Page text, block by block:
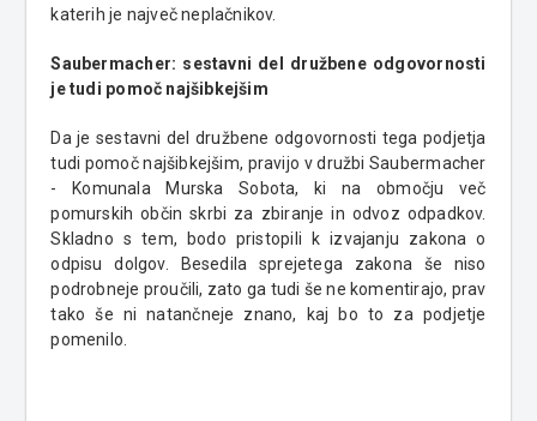
katerih je največ neplačnikov.
Saubermacher: sestavni del družbene odgovornosti
je tudi pomoč najšibkejšim
Da je sestavni del družbene odgovornosti tega podjetja
tudi pomoč najšibkejšim, pravijo v družbi Saubermacher
- Komunala Murska Sobota, ki na območju več
pomurskih občin skrbi za zbiranje in odvoz odpadkov.
Skladno s tem, bodo pristopili k izvajanju zakona o
odpisu dolgov. Besedila sprejetega zakona še niso
podrobneje proučili, zato ga tudi še ne komentirajo, prav
tako še ni natančneje znano, kaj bo to za podjetje
pomenilo.